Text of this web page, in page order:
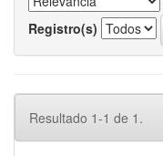
Registro(s)
Resultado 1-1 de 1.